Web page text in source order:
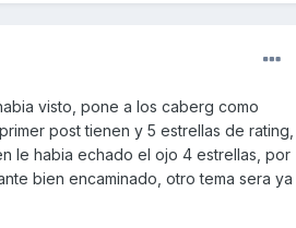
visto, pone a los caberg como
post tienen y 5 estrellas de rating,
le habia echado el ojo 4 estrellas, por
bien encaminado, otro tema sera ya